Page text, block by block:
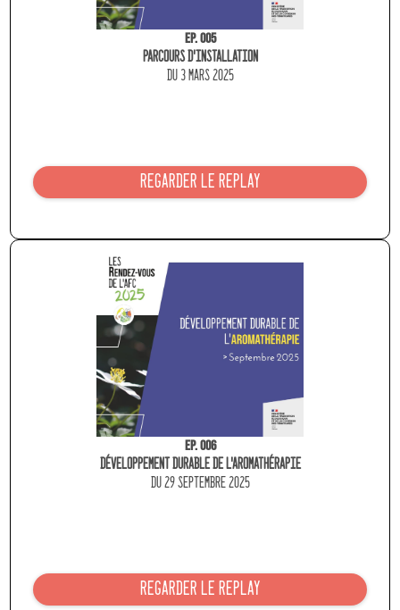
Ep. 005
PARCOURS D'INSTALLATION
du 3 MARS 2025
REGARDER LE REPLAY
Ep. 006
Développement durable de l'aromathérapie
du 29 septembre 2025
REGARDER LE REPLAY